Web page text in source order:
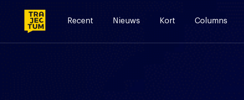
Recent Nieuws Kort Columns